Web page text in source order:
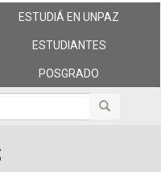
búsqueda
ESTUDIÁ EN UNPAZ
ESTUDIANTES
POSGRADO